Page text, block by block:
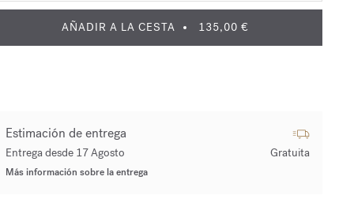
AÑADIR A LA CESTA 135,00 €
Estimación de entrega
Entrega desde 17 Agosto Gratuita
Más información sobre la entrega